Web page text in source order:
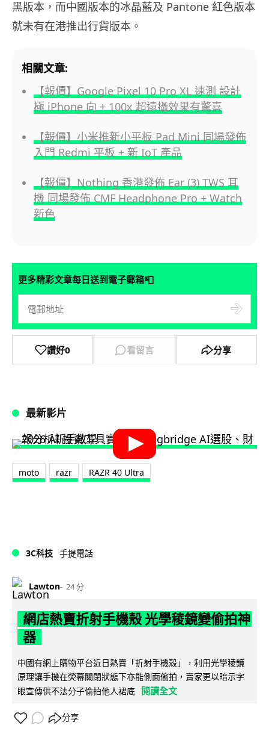
黑版本，而中國版本的冰晶藍及 Pantone 紅色版本
就未有在港推出行貨版本。
相關文章:
【報價】Google Pixel 10 Pro XL 速測 設計
極 iPhone 向 + 100x 超遠攝效果有驚喜
【報價】小米推新小平板 Pad Mini 同場發佈
入門 Redmi 平板 + 新 IoT 產品
【報價】Nothing 香港發佈 Ear (3) TWS 耳
機 同場發佈 CMF Headphone Pro + Watch
新色
更多精彩文章每日送到電子郵箱📮
讚好0 看留言 分享
最新影片
moto razr RAZR 40 Ultra
3C科技 手提電話
Lawton 24 分
網店熱賣折射手機殼 光學稜鏡變偷拍神
器
中國有網上購物平台近日熱賣「折射手機殼」，利用光學稜鏡
原理讓手機在熒幕關閉狀態下亦能側面偷拍，賣家更以暗示字
眼宣傳供不法分子偷拍他人裙底
閱讀全文
分享